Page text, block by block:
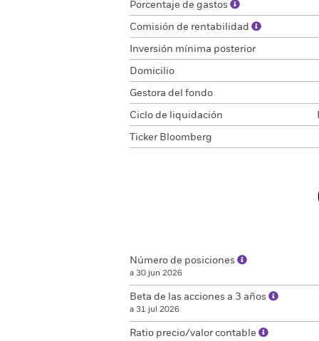
Porcentaje de gastos
Comisión de rentabilidad
Inversión mínima posterior
Domicilio
Gestora del fondo
Ciclo de liquidación
Ticker Bloomberg
Número de posiciones
a 30 jun 2026
Beta de las acciones a 3 años
a 31 jul 2026
Ratio precio/valor contable